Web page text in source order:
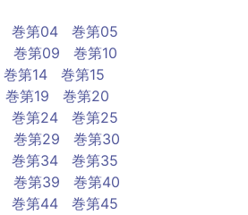
巻第04
巻第05
巻第09
巻第10
巻第14
巻第15
巻第19
巻第20
巻第24
巻第25
巻第29
巻第30
巻第34
巻第35
巻第39
巻第40
巻第44
巻第45